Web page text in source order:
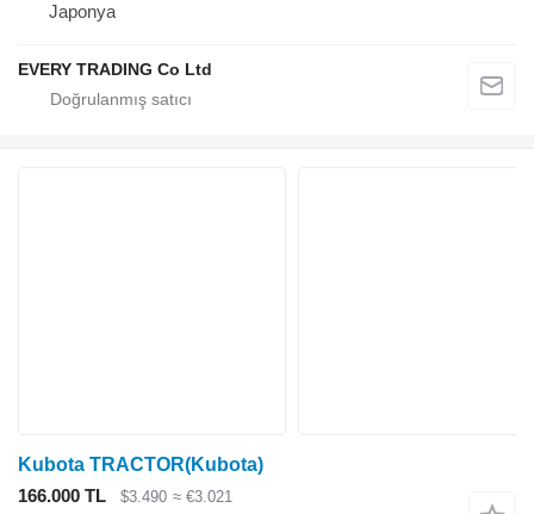
Japonya
EVERY TRADING Co Ltd
Kubota TRACTOR(Kubota)
166.000 TL
$3.490 ≈ €3.021